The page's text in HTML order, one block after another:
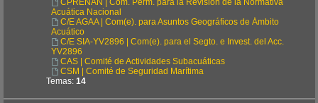
CPRENAN | Com. Perm. para la Revisión de la Normativa
Acuática Nacional
C/E AGAA | Com(e). para Asuntos Geográficos de Ámbito
Acuático
C/E SIA-YV2896 | Com(e). para el Segto. e Invest. del Acc.
YV2896
CAS | Comité de Actividades Subacuáticas
CSM | Comité de Seguridad Marítima
Temas: 14